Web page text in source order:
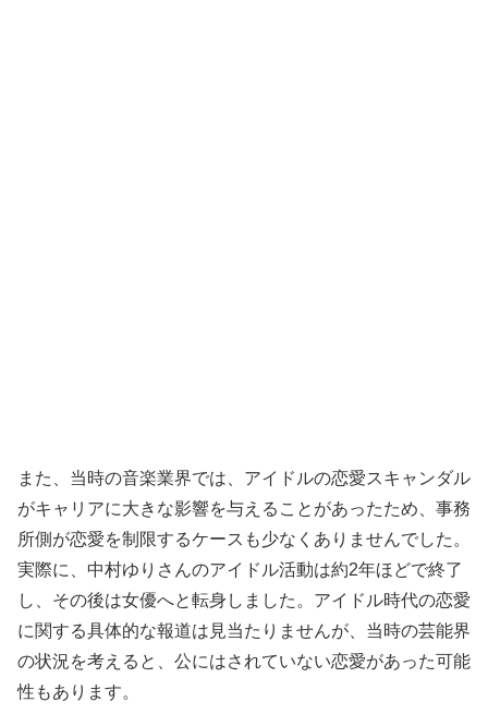
また、当時の音楽業界では、アイドルの恋愛スキャンダル
がキャリアに大きな影響を与えることがあったため、事務
所側が恋愛を制限するケースも少なくありませんでした。
実際に、中村ゆりさんのアイドル活動は約2年ほどで終了
し、その後は女優へと転身しました。アイドル時代の恋愛
に関する具体的な報道は見当たりませんが、当時の芸能界
の状況を考えると、公にはされていない恋愛があった可能
性もあります。